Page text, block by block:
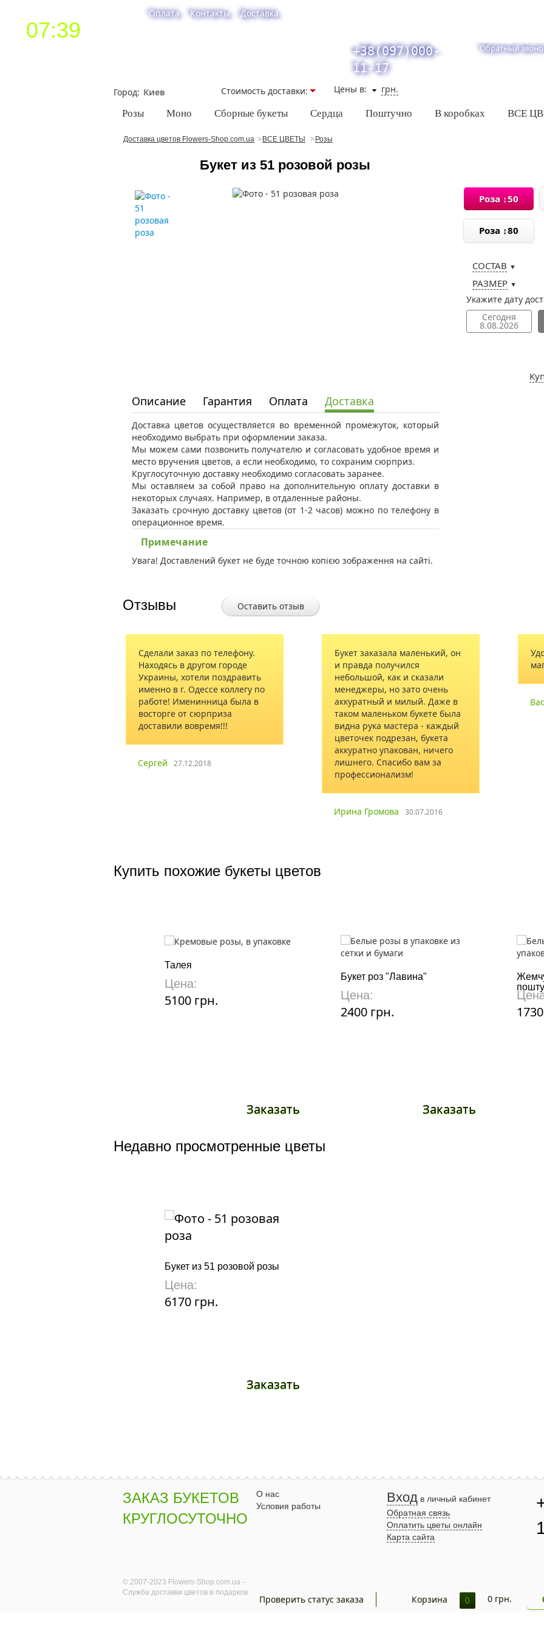
07:39
Оплата Контакты Доставка
+38(097)000-
11-17
Обратный
Город Стоимость доставки: Цены в: грн.
Розы Моно Сборные букеты Сердца Поштучно В коробках ВСЕ
Доставка цветов Flowers-Shop.com.ua ВСЕ ЦВЕТЫ Розы
Букет из 51 розовой розы
Описание Гарантия Оплата Доставка
Доставка цветов осуществляется во временной промежуток, который
необходимо выбрать при оформлении заказа.
Мы можем сами позвонить получателю и согласовать удобное время и
место вручения цветов, а если необходимо, то сохраним сюрприз.
Круглосуточную доставку необходимо согласовать заранее.
Мы оставляем за собой право на дополнительную оплату доставки в
некоторых случаях. Например, в отдаленные районы.
Заказать срочную доставку цветов (от 1-2 часов) можно по телефону в
операционное время.
Примечание
Увага! Доставлений букет не буде точною копією зображення на сайті.
Роза ↕50
Роза ↕80
СОСТАВ ▼
РАЗМЕР ▼
Укажите дату
Сегодня
8.08.2026
Отзывы Оставить отзыв
Украины, хотели поздравить
именно в г. Одессе коллегу по
Букет заказала маленький, он
и правда получился
небольшой, как и сказали
менеджеры, но зато очень
аккуратный и милый. Даже в
таком маленьком букете была
видна рука мастера - каждый
Удобный и уютный интернет
магазин
Василий 14.08.2015
Купить похожие букеты цветов
Талея
Цена:
5100 грн.
Заказать
Букет роз "Лавина"
Цена:
2400 грн.
Заказать
Недавно просмотренные цветы
Букет из 51 розовой розы
Цена:
6170 грн.
Заказать
ЗАКАЗ БУКЕТОВ
КРУГЛОСУТОЧНО
© 2007-2023 Flowers-Shop.com.ua -
Служба доставки цветов и подарков
О нас
Условия работы
Вход в личный кабинет
Обратная связь
Оплатить цветы онлайн
Карта сайта
Корзина 0 0грн.
Проверить статус заказа